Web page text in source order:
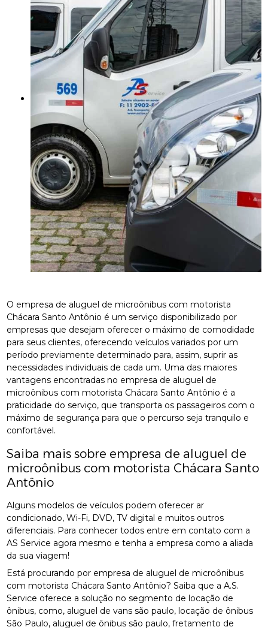
O empresa de aluguel de microônibus com motorista
Chácara Santo Antônio é um serviço disponibilizado por
empresas que desejam oferecer o máximo de comodidade
para seus clientes, oferecendo veículos variados por um
período previamente determinado para, assim, suprir as
necessidades individuais de cada um. Uma das maiores
vantagens encontradas no empresa de aluguel de
microônibus com motorista Chácara Santo Antônio é a
praticidade do serviço, que transporta os passageiros com o
máximo de segurança para que o percurso seja tranquilo e
confortável.
Saiba mais sobre empresa de aluguel de
microônibus com motorista Chácara Santo
Antônio
Alguns modelos de veículos podem oferecer ar
condicionado, Wi-Fi, DVD, TV digital e muitos outros
diferenciais. Para conhecer todos entre em contato com a
AS Service agora mesmo e tenha a empresa como a aliada
da sua viagem!
Está procurando por empresa de aluguel de microônibus
com motorista Chácara Santo Antônio? Saiba que a A.S.
Service oferece a solução no segmento de locação de
ônibus, como, aluguel de vans são paulo, locação de ônibus
São Paulo, aluguel de ônibus são paulo, fretamento de